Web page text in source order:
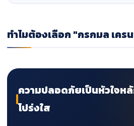
ทำไมต้องเลือก "กรกมล เคร
ความปลอดภัยเป็นหัวใจหลั
โปร่งใส